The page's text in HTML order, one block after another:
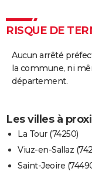
RISQUE DE
Aucun arrêté
la commune, ni
département.
Les villes à
La Tour (74250)
Viuz-en-Sallaz
Saint-Jeoire